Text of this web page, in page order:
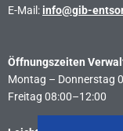
E-Mail: info@gib-
Öffnungszeiten
Montag – Donnerstag
Freitag 08:00–12:00